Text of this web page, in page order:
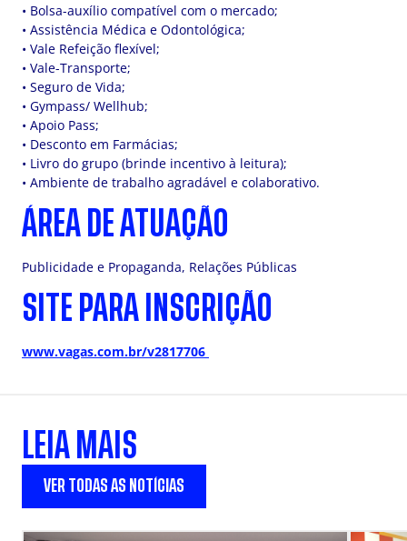
• Bolsa-auxílio compatível com o mercado;
• Assistência Médica e Odontológica;
• Vale Refeição flexível;
• Vale-Transporte;
• Seguro de Vida;
• Gympass/ Wellhub;
• Apoio Pass;
• Desconto em Farmácias;
• Livro do grupo (brinde incentivo à leitura);
• Ambiente de trabalho agradável e colaborativo.
ÁREA DE ATUAÇÃO
Publicidade e Propaganda, Relações Públicas
SITE PARA INSCRIÇÃO
www.vagas.com.br/v2817706
LEIA MAIS
VER TODAS AS NOTÍCIAS